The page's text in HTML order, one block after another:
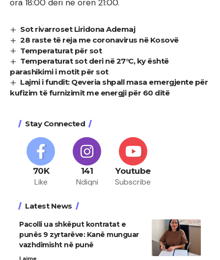
ora 18:00 deri në orën 21:00.
Sot rivarroset Liridona Ademaj
28 raste të reja me coronavirus në Kosovë
Temperaturat për sot
Temperaturat sot deri në 27°C, ky është
parashikimi i motit për sot
Lajmi i fundit: Qeveria shpall masa emergjente për
kufizim të furnizimit me energji për 60 ditë
Stay Connected
70K
Like
141
Ndiqni
Youtube
Subscribe
Latest News
Pacolli ua shkëput kontratat e
punës 9 zyrtarëve: Kanë munguar
vazhdimisht në punë